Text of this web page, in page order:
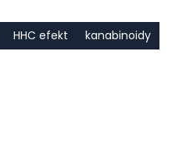
HHC efekt
kanabinoidy